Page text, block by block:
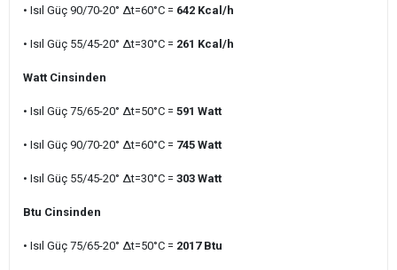
• Isıl Güç 90/70-20° ∆t=60°C = 642 Kcal/h
• Isıl Güç 55/45-20° ∆t=30°C = 261 Kcal/h
Watt Cinsinden
• Isıl Güç 75/65-20° ∆t=50°C = 591 Watt
• Isıl Güç 90/70-20° ∆t=60°C = 745 Watt
• Isıl Güç 55/45-20° ∆t=30°C = 303 Watt
Btu Cinsinden
• Isıl Güç 75/65-20° ∆t=50°C = 2017 Btu